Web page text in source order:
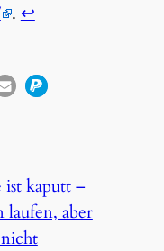
. ↩︎
kaputt –
laufen, aber